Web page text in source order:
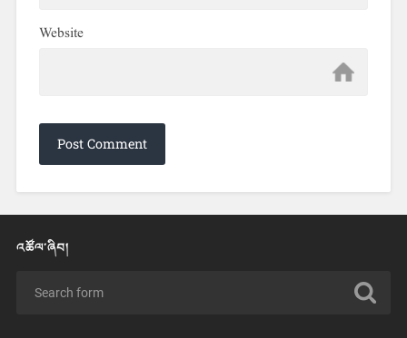
Website
འཚོལ་ཞིབ།